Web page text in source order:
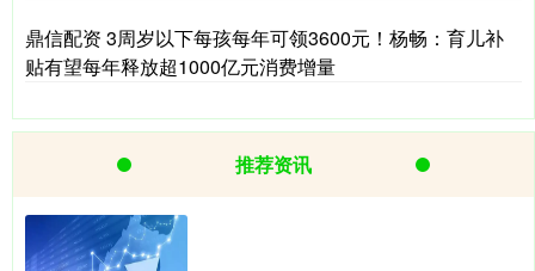
鼎信配资 3周岁以下每孩每年可领3600元！杨畅：育儿补
贴有望每年释放超1000亿元消费增量
推荐资讯